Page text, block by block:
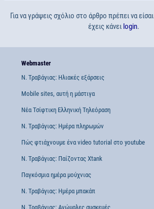
Για να γράψεις σχόλιο στο άρθρο πρέπει να είσαι
έχεις κάνει login.
Webmaster
Ν. Τραβάγιας: Ηλιακές εξάρσεις
Mobile sites, αυτή η μάστιγα
Νέα Τσίφτικη Ελληνική Τηλεόραση
Ν. Τραβάγιας: Ημέρα πληρωμών
Πώς φτιάχνουμε ένα video tutorial στο youtube
Ν. Τραβάγιας: Παίζοντας Xtank
Παγκόσμια ημέρα μούχνιας
Ν. Τραβάγιας: Ημέρα μπακάπ
Ν. Τραβάγιας: Ανώμαλες συσκευές